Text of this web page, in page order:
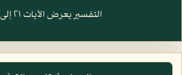
التفسير يعرض الآيات ٢١ إلى ٥٤